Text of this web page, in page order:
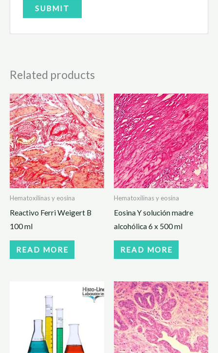
Related products
Hematoxilinas y eosina
Reactivo Ferri Weigert B
100 ml
READ MORE
Hematoxilinas y eosina
Eosina Y solución madre
alcohólica 6 x 500 ml
READ MORE